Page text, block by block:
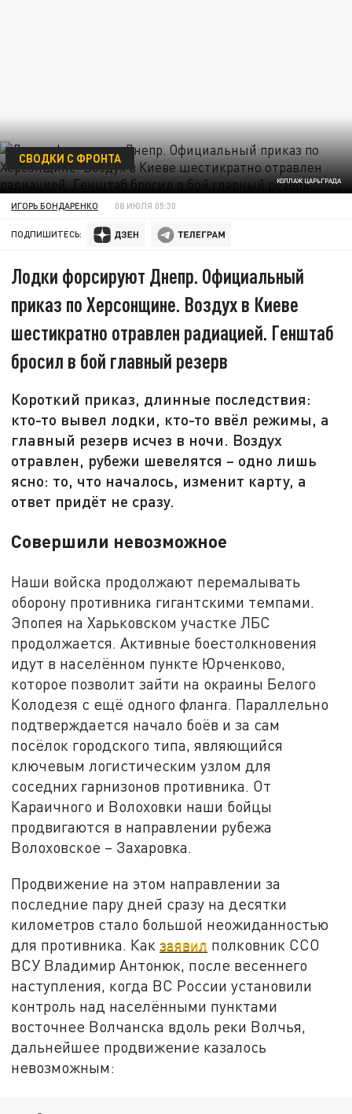
КОЛЛАЖ ЦАРЬГРАДА
СВОДКИ С ФРОНТА
ИГОРЬ БОНДАРЕНКО 08 ИЮЛЯ 05:30
ПОДПИШИТЕСЬ:
Лодки форсируют Днепр. Официальный
приказ по Херсонщине. Воздух в Киеве
шестикратно отравлен радиацией. Генштаб
бросил в бой главный резерв
Короткий приказ, длинные последствия:
кто-то вывел лодки, кто-то ввёл режимы, а
главный резерв исчез в ночи. Воздух
отравлен, рубежи шевелятся – одно лишь
ясно: то, что началось, изменит карту, а
ответ придёт не сразу.
Совершили невозможное
Наши войска продолжают перемалывать
оборону противника гигантскими темпами.
Эпопея на Харьковском участке ЛБС
продолжается. Активные боестолкновения
идут в населённом пункте Юрченково,
которое позволит зайти на окраины Белого
Колодезя с ещё одного фланга. Параллельно
подтверждается начало боёв и за сам
посёлок городского типа, являющийся
ключевым логистическим узлом для
соседних гарнизонов противника. От
Караичного и Волоховки наши бойцы
продвигаются в направлении рубежа
Волоховское – Захаровка.
Продвижение на этом направлении за
последние пару дней сразу на десятки
километров стало большой неожиданностью
для противника. Какзаявил полковник ССО
ВСУ Владимир Антонюк, после весеннего
наступления, когда ВС России установили
контроль над населёнными пунктами
восточнее Волчанска вдоль реки Волчья,
дальнейшее продвижение казалось
невозможным: